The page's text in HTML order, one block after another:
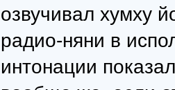
озвучивал хумху
радио-няни в
интонации